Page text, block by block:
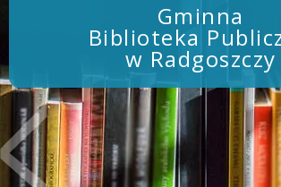
Gminna
Biblioteka
w Radgoszczy